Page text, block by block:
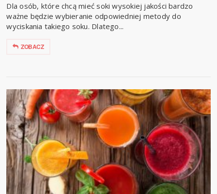
Dla osób, które chcą mieć soki wysokiej jakości bardzo
ważne będzie wybieranie odpowiedniej metody do
wyciskania takiego soku. Dlatego...
ZOBACZ